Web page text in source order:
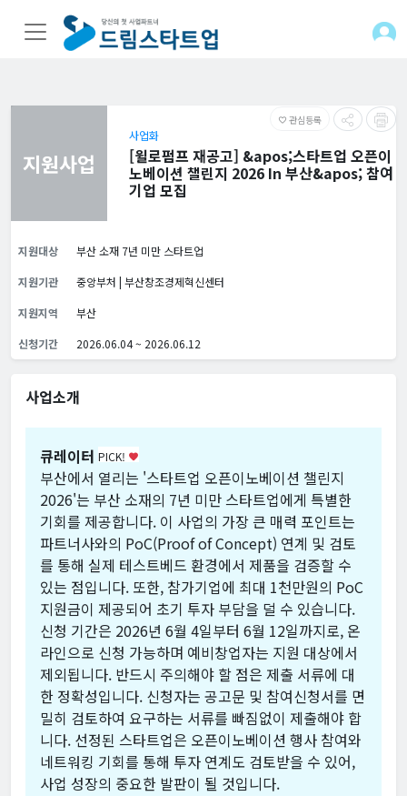
favorite_border 관심등록
지원사업
사업화
[윌로펌프 재공고] &apos;스타트업 오픈이
노베이션 챌린지 2026 In 부산&apos; 참여
기업 모집
지원대상
부산 소재 7년 미만 스타트업
지원기관
중앙부처 | 부산창조경제혁신센터
지원지역
부산
신청기간
2026.06.04 ~ 2026.06.12
사업소개
큐레이터 PICK! favorite
부산에서 열리는 '스타트업 오픈이노베이션 챌린지
2026'는 부산 소재의 7년 미만 스타트업에게 특별한
기회를 제공합니다. 이 사업의 가장 큰 매력 포인트는
파트너사와의 PoC(Proof of Concept) 연계 및 검토
를 통해 실제 테스트베드 환경에서 제품을 검증할 수
있는 점입니다. 또한, 참가기업에 최대 1천만원의 PoC
지원금이 제공되어 초기 투자 부담을 덜 수 있습니다.
신청 기간은 2026년 6월 4일부터 6월 12일까지로, 온
라인으로 신청 가능하며 예비창업자는 지원 대상에서
제외됩니다. 반드시 주의해야 할 점은 제출 서류에 대
한 정확성입니다. 신청자는 공고문 및 참여신청서를 면
밀히 검토하여 요구하는 서류를 빠짐없이 제출해야 합
니다. 선정된 스타트업은 오픈이노베이션 행사 참여와
네트워킹 기회를 통해 투자 연계도 검토받을 수 있어,
사업 성장의 중요한 발판이 될 것입니다.